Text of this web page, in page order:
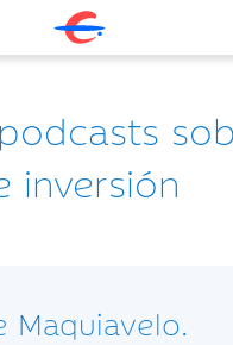
inversión
Maquiavelo.